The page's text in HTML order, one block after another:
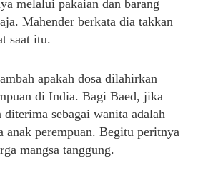
melalui pakaian dan barang
Mahender berkata dia takkan
saat itu.
apakah dosa dilahirkan
di India. Bagi Baed, jika
diterima sebagai wanita adalah
anak perempuan. Begitu peritnya
mangsa tanggung.